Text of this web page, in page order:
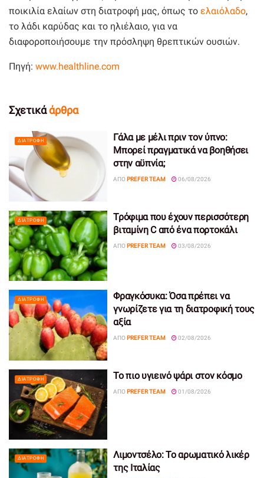
ποικιλία ελαίων στη διατροφή μας, όπως το ελαιόλαδο,
το λάδι καρύδας και το ηλιέλαιο, για να
διαφοροποιήσουμε την πρόσληψη θρεπτικών ουσιών.
Πηγή: www.healthline.com
Σχετικάάρθρα
ΔΙΑΤΡΟΦΉ
Γάλα με μέλι πριν τον ύπνο:
Μπορεί πραγματικά να βοηθήσει
στην αϋπνία;
ΑΠΌ PREFER TEAM 06/08/2026
ΔΙΑΤΡΟΦΉ
Τρόφιμα που έχουν περισσότερη
βιταμίνη C από ένα πορτοκάλι
ΑΠΌ PREFER TEAM 03/08/2026
ΔΙΑΤΡΟΦΉ
Φραγκόσυκα: Όσα πρέπει να
γνωρίζετε για τη διατροφική τους
αξία
ΑΠΌ PREFER TEAM 02/08/2026
ΔΙΑΤΡΟΦΉ Το πιο υγιεινό ψάρι στον κόσμο
ΑΠΌ PREFER TEAM 01/08/2026
ΔΙΑΤΡΟΦΉ
Λιμοντσέλο: Το αρωματικό λικέρ
της Ιταλίας